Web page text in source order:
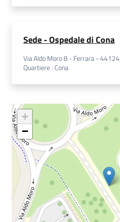
Sede - Ospedale di Cona
Via Aldo Moro 8 - Ferrara - 44124
Quartiere: Cona
+
−